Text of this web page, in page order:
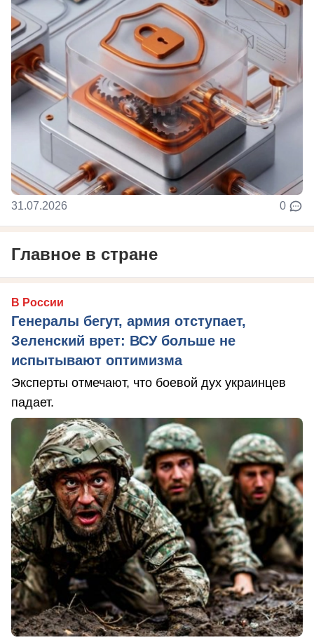
31.07.2026 0
Главное в стране
В России
Генералы бегут, армия отступает,
Зеленский врет: ВСУ больше не
испытывают оптимизма
Эксперты отмечают, что боевой дух украинцев
падает.